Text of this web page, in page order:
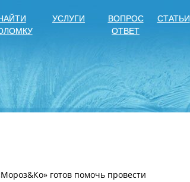
УСЛУГИ
ВОПРОС
ОТВЕТ
СТАТЬИ
готов помочь провести